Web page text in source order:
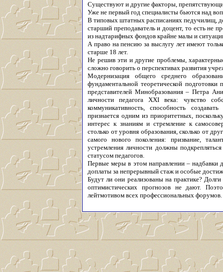
Существуют и другие факторы,
Уже не первый год специалисты бьются над
В типовых штатных расписаниях педучилищ,
старший преподаватель и доцент, то есть не
из надтарифных фондов крайне малы и
А право на пенсию за выслугу лет имеют
старше 18 лет.
Не решив эти и другие проблемы,
сложно говорить о перспективах развития
Модернизация общего среднего
фундаментальной теоретической
представителей Минобразования – Петра
личности педагога XXI века: чувство
коммуникативность, способность
признается одним из приоритетных,
интерес к знаниям и стремление к
столько от уровня образования, сколько от
самого нового поколения: призвание,
устремления личности должны
статусом педагогов.
Первые меры в этом направлении – надбавки
доплаты за непрерывный стаж и особые
Будут ли они реализованы на практике?
оптимистических прогнозов не дают.
лейтмотивом всех профессиональных форумов.